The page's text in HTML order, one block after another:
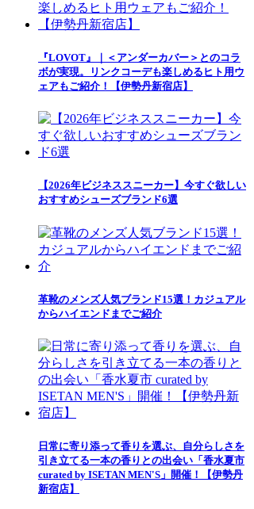
『LOVOT』｜＜アンダーカバー＞とのコラ
ボが実現。リンクコーデも楽しめるヒト用ウ
ェアもご紹介！【伊勢丹新宿店】
【2026年ビジネススニーカー】今すぐ欲しい
おすすめシューズブランド6選
革靴のメンズ人気ブランド15選！カジュアル
からハイエンドまでご紹介
日常に寄り添って香りを選ぶ、自分らしさを
引き立てる一本の香りとの出会い「香水夏市
curated by ISETAN MEN'S」開催！【伊勢丹
新宿店】